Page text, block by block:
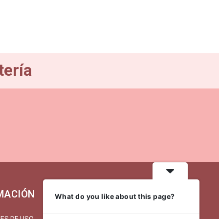
MI CUENTA
What do you like about this page?